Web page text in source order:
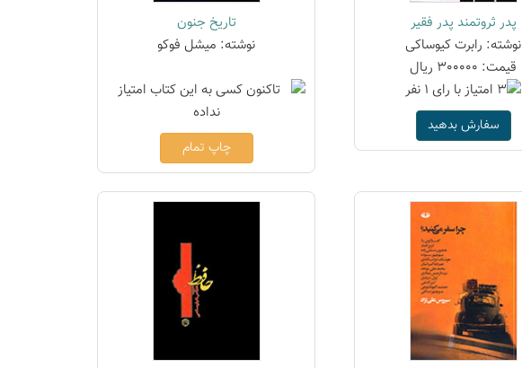
پدر ثروتمند پدر فقیر
نوشته: رابرت کیوساکی
قیمت: 300000 ریال
سفارش بدهید
تاریخ جنون
نوشته: میشل فوکو
چاپ تمام